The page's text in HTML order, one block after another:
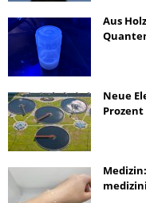
Aus
Neue